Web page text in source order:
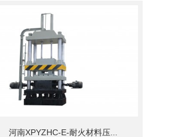
河南XPYZHC-E-耐火材料压...